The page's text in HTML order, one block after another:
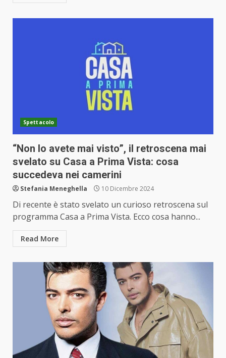
Spettacolo
“Non lo avete mai visto”, il retroscena mai
svelato su Casa a Prima Vista: cosa
succedeva nei camerini
Stefania Meneghella 10 Dicembre 2024
Di recente è stato svelato un curioso retroscena sul
programma Casa a Prima Vista. Ecco cosa hanno...
Read More